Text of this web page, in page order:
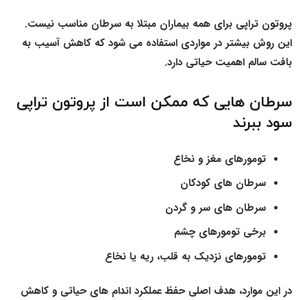
پروتون تراپی برای همه بیماران مبتلا به سرطان مناسب نیست.
این روش بیشتر در مواردی استفاده می شود که کاهش آسیب به
بافت سالم اهمیت حیاتی دارد.
سرطان هایی که ممکن است از پروتون تراپی
سود ببرند
تومورهای مغز و نخاع
سرطان های کودکان
سرطان های سر و گردن
برخی تومورهای چشم
تومورهای نزدیک به قلب، ریه یا نخاع
در این موارد، هدف اصلی حفظ عملکرد اندام های حیاتی و کاهش